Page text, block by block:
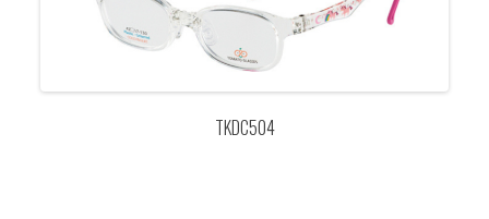
TKDC504